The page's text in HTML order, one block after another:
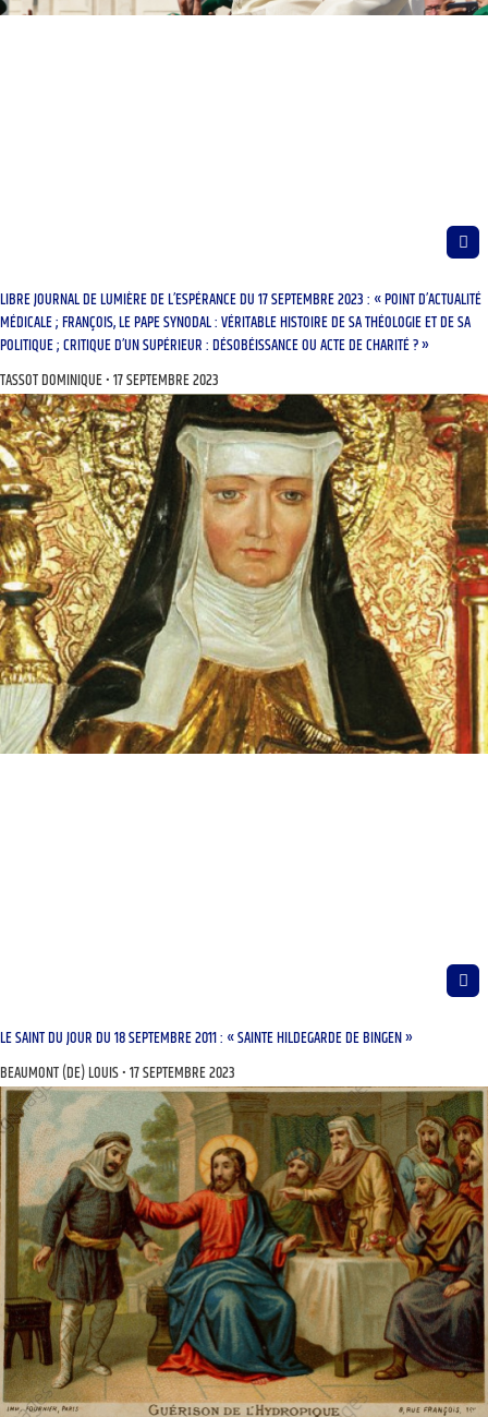
LIBRE JOURNAL DE LUMIÈRE DE L’ESPÉRANCE DU 17 SEPTEMBRE 2023 : « POINT D’ACTUALITÉ
MÉDICALE ; FRANÇOIS, LE PAPE SYNODAL : VÉRITABLE HISTOIRE DE SA THÉOLOGIE ET DE SA
POLITIQUE ; CRITIQUE D’UN SUPÉRIEUR : DÉSOBÉISSANCE OU ACTE DE CHARITÉ ? »
TASSOT DOMINIQUE 17 SEPTEMBRE 2023
LE SAINT DU JOUR DU 18 SEPTEMBRE 2011 : « SAINTE HILDEGARDE DE BINGEN »
BEAUMONT (DE) LOUIS 17 SEPTEMBRE 2023